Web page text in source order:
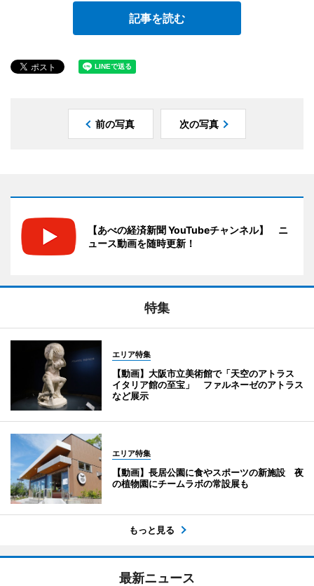
記事を読む
前の写真 次の写真
【あべの経済新聞 YouTubeチャンネル】 ニ
ュース動画を随時更新！
特集
エリア特集
【動画】大阪市立美術館で「天空のアトラス
イタリア館の至宝」 ファルネーゼのアトラス
など展示
エリア特集
【動画】長居公園に食やスポーツの新施設 夜
の植物園にチームラボの常設展も
もっと見る
最新ニュース